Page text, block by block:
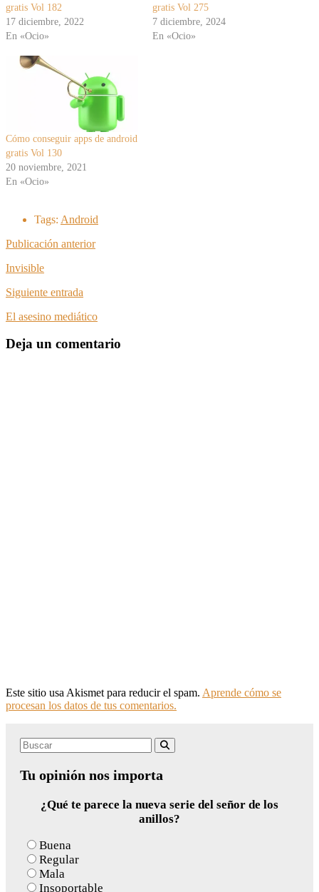
gratis Vol 182
17 diciembre, 2022
En «Ocio»
gratis Vol 275
7 diciembre, 2024
En «Ocio»
Cómo conseguir apps de android
gratis Vol 130
20 noviembre, 2021
En «Ocio»
Tags: Android
Publicación anterior
Invisible
Siguiente entrada
El asesino mediático
Deja un comentario
Este sitio usa Akismet para reducir el spam. Aprende cómo se
procesan los datos de tus comentarios.
Search
Tu opinión nos importa
¿Qué te parece la nueva serie del señor de los
anillos?
Buena
Regular
Mala
Insoportable